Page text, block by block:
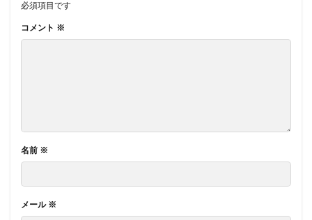
必須項目です
コメント ※
名前 ※
メール ※